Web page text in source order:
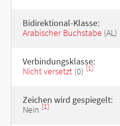
Bidirektional-Klasse:
Arabischer Buchstabe (AL)
Verbindungsklasse:
Nicht versetzt(0) [1]
Zeichen wird gespiegelt:
Nein [1]